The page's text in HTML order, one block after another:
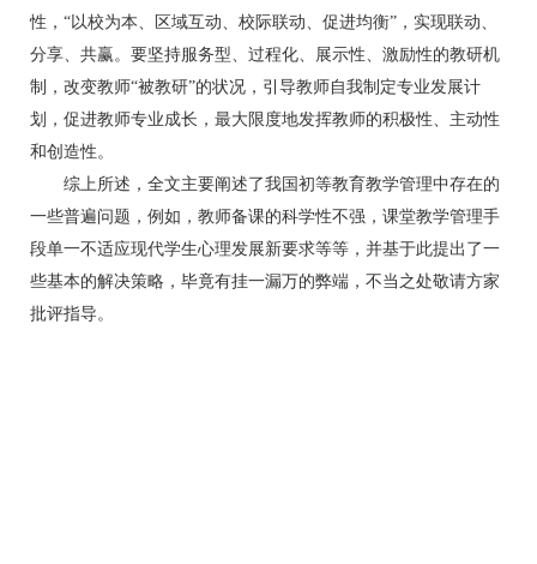
性，“以校为本、区域互动、校际联动、促进均衡”，实现联动、
分享、共赢。要坚持服务型、过程化、展示性、激励性的教研机
制，改变教师“被教研”的状况，引导教师自我制定专业发展计
划，促进教师专业成长，最大限度地发挥教师的积极性、主动性
和创造性。
综上所述，全文主要阐述了我国初等教育教学管理中存在的
一些普遍问题，例如，教师备课的科学性不强，课堂教学管理手
段单一不适应现代学生心理发展新要求等等，并基于此提出了一
些基本的解决策略，毕竟有挂一漏万的弊端，不当之处敬请方家
批评指导。